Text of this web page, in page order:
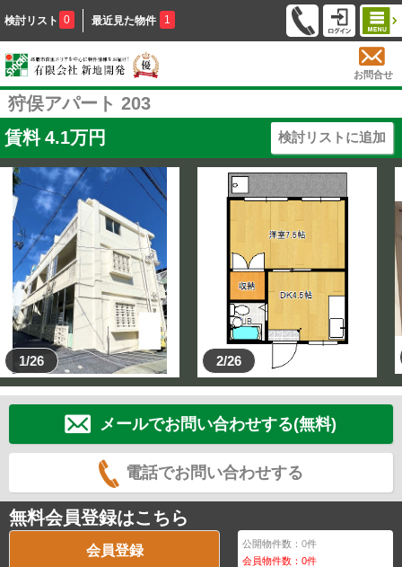
検討リスト 0 最近見た物件 1
お問合せ
狩俣アパート 203
賃料 4.1万円 検討リストに追加
1/26 2/26
メールでお問い合わせする(無料)
電話でお問い合わせする
無料会員登録はこちら
会員登録 公開物件数：0件
会員物件数：0件